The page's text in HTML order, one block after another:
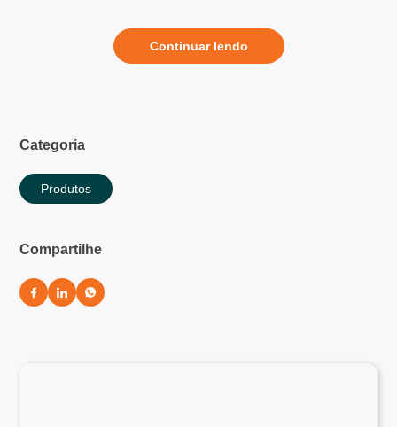
Categoria
Produtos
Compartilhe
Continuar lendo